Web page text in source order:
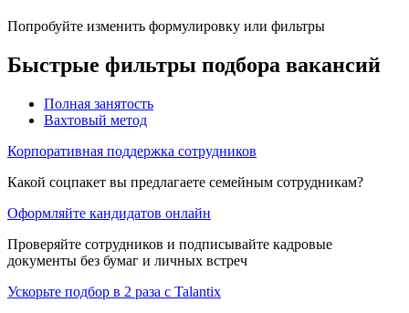
Попробуйте изменить формулировку или фильтры
Быстрые фильтры подбора вакансий
Полная занятость
Вахтовый метод
Корпоративная поддержка сотрудников
Какой соцпакет вы предлагаете семейным сотрудникам?
Оформляйте кандидатов онлайн
Проверяйте сотрудников и подписывайте кадровые
документы без бумаг и личных встреч
Ускорьте подбор в 2 раза с Talantix